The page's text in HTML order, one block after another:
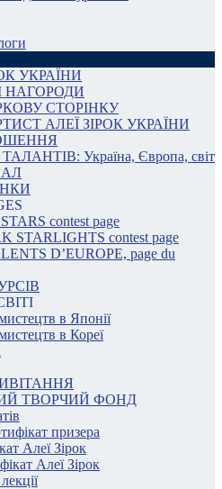
УКРАЇНИ
НАГОРОДИ
СТОРІНКУ
АЛЕЇ ЗІРОК УКРАЇНИ
Україна, Європа, світ
contest page
STARLIGHTS contest page
D’EUROPE, page du
в Японії
в Кореї
ТВОРЧИЙ ФОНД
призера
Алеї Зірок
Алеї Зірок